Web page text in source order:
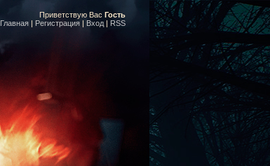
Приветствую Вас Гость
Главная | Регистрация | Вход | RSS